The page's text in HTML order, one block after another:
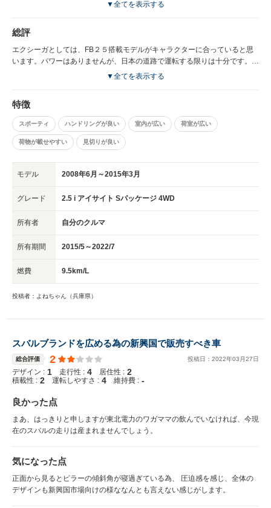
た。エクシーガにはありませんが、この世代後のSGPプラットフォームは
よくできているなぁと思います。
▼全てを表示する
総評
エクシーガとしては、FB２５搭載モデルがキャラクターに合っていると思
います。パワーはありませんが、日本の道路で運転する限りは十分です。
スバル車のいいところで、運転していて楽しいですよ。 また、７人乗りと
▼全てを表示する
特徴
スポーティ ハンドリングが良い 室内が広い 荷室が広い
荷物が載せやすい 見切りが良い
モデル 2008年6月～2015年3月
グレード 2.5 i アイサイト Sパッケージ 4WD
所有者 自分のクルマ
所有期間 2015/5～2022/7
燃費 9.5km/L
投稿者：よねちゃん（兵庫県）
スバルブランドを広める為の新興国で販売すべき車
総合評価 2 投稿日： 2022年03 月27日
デザイン : 1 走行性 : 4 居住性 : 2
積載性 : 2 運転しやすさ : 4 維持費 : -
良かった点
まあ、はっきりと申しますが東北電力のワガママの飲んでいなければ、今現
在のスバルの走りは産まれませんでしょう。
気になった点
正面から見るとピラーの傾斜角が寝過ぎている為、 圧迫感を感じ、全体の
デザインも新興国市場向けの様ななんとも言えない感じがします。